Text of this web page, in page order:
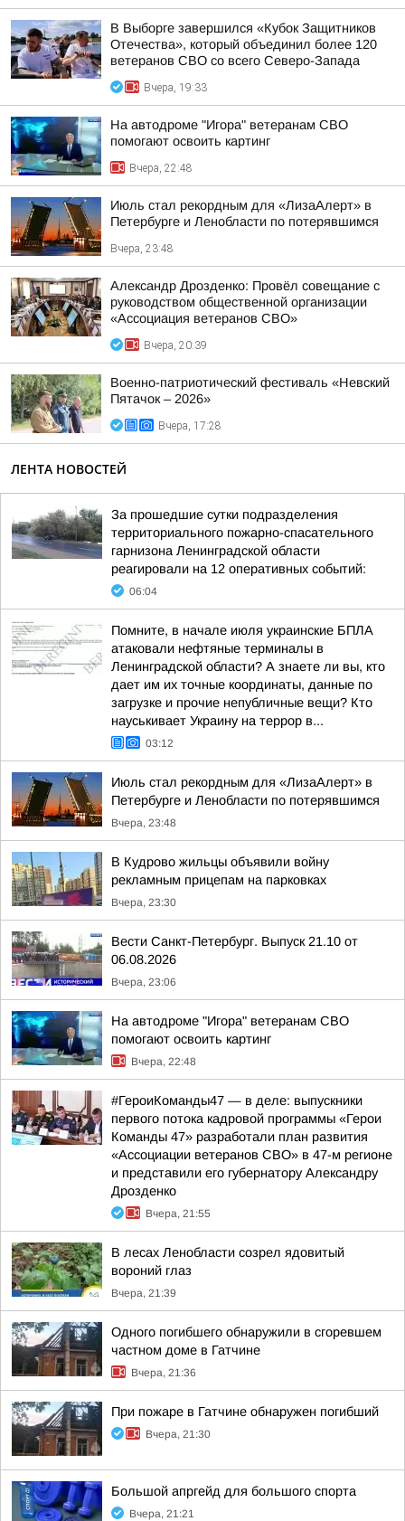
В Выборге завершился «Кубок Защитников
Отечества», который объединил более 120
ветеранов СВО со всего Северо-Запада
Вчера, 19:33
На автодроме "Игора" ветеранам СВО
помогают освоить картинг
Вчера, 22:48
Июль стал рекордным для «ЛизаАлерт» в
Петербурге и Ленобласти по потерявшимся
Вчера, 23:48
Александр Дрозденко: Провёл совещание с
руководством общественной организации
«Ассоциация ветеранов СВО»
Вчера, 20:39
Военно-патриотический фестиваль «Невский
Пятачок – 2026»
Вчера, 17:28
ЛЕНТА НОВОСТЕЙ
За прошедшие сутки подразделения
территориального пожарно-спасательного
гарнизона Ленинградской области
реагировали на 12 оперативных событий:
06:04
Помните, в начале июля украинские БПЛА
атаковали нефтяные терминалы в
Ленинградской области? А знаете ли вы, кто
дает им их точные координаты, данные по
загрузке и прочие непубличные вещи? Кто
науськивает Украину на террор в...
03:12
Июль стал рекордным для «ЛизаАлерт» в
Петербурге и Ленобласти по потерявшимся
Вчера, 23:48
В Кудрово жильцы объявили войну
рекламным прицепам на парковках
Вчера, 23:30
Вести Санкт-Петербург. Выпуск 21.10 от
06.08.2026
Вчера, 23:06
На автодроме "Игора" ветеранам СВО
помогают освоить картинг
Вчера, 22:48
#ГероиКоманды47 — в деле: выпускники
первого потока кадровой программы «Герои
Команды 47» разработали план развития
«Ассоциации ветеранов СВО» в 47-м регионе
и представили его губернатору Александру
Дрозденко
Вчера, 21:55
В лесах Ленобласти созрел ядовитый
вороний глаз
Вчера, 21:39
Одного погибшего обнаружили в сгоревшем
частном доме в Гатчине
Вчера, 21:36
При пожаре в Гатчине обнаружен погибший
Вчера, 21:30
Большой апргейд для большого спорта
Вчера, 21:21